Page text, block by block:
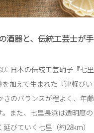
器と、 伝統工芸士が手
日本の伝統工芸硝子『七里
加えて生まれた『津軽びい
さのバランスが程よく、年齢
また、七里長浜は透明度の
びていく七里（約28km）